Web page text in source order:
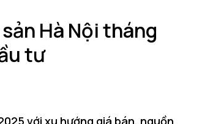
Hà Nội tháng
tư
với xu hướng giá bán, nguồn